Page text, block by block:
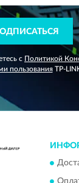
с Политикой
пользованияTP-